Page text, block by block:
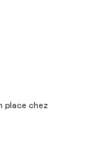
place chez